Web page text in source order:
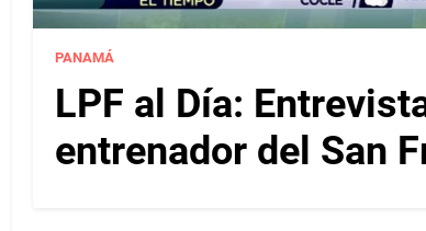
PANAMÁ
LPF al Día:
entrenador del San